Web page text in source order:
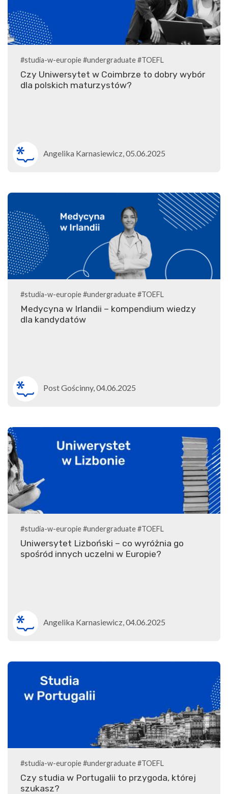
#studia-w-europie#undergraduate#TOEFL
Czy Uniwersytet w Coimbrze to dobry wybór
dla polskich maturzystów?
Angelika Karnasiewicz, 05.06.2025
#studia-w-europie#undergraduate#TOEFL
Medycyna w Irlandii – kompendium wiedzy
dla kandydatów
Post Gościnny, 04.06.2025
#studia-w-europie#undergraduate#TOEFL
Uniwersytet Lizboński – co wyróżnia go
spośród innych uczelni w Europie?
Angelika Karnasiewicz, 04.06.2025
#studia-w-europie#undergraduate#TOEFL
Czy studia w Portugalii to przygoda, której
szukasz?